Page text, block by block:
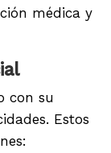
médica y
con su
Estos